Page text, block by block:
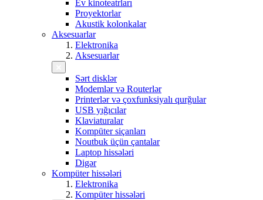
Ev kinoteatrları
Proyektorlar
Akustik kolonkalar
Aksesuarlar
Elektronika
Aksesuarlar
Sərt disklər
Modemlər və Routerlər
Printerlər və çoxfunksiyalı qurğular
USB yığıcılar
Klaviaturalar
Kompüter siçanları
Noutbuk üçün çantalar
Laptop hissələri
Digər
Kompüter hissələri
Elektronika
Kompüter hissələri